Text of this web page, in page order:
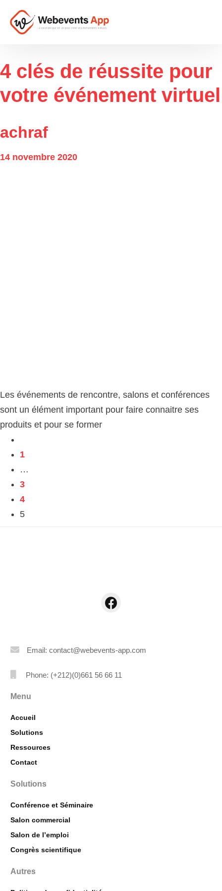
4 clés de réussite pour
votre événement virtuel
achraf
14 novembre 2020
Les événements de rencontre, salons et conférences
sont un élément important pour faire connaitre ses
produits et pour se former
1
…
3
4
5
Email: contact@webevents-app.com
Phone: (+212)(0)661 56 66 11
Menu
Accueil
Solutions
Ressources
Contact
Solutions
Conférence et Séminaire
Salon commercial
Salon de l’emploi
Congrès scientifique
Autres